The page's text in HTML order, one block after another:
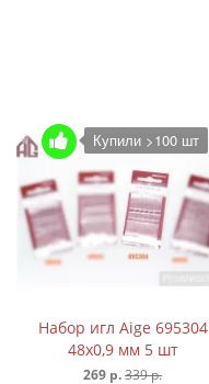
Купили >100 шт
Набор игл Aige 695304
48х0,9 мм 5 шт
269 р.339 р.